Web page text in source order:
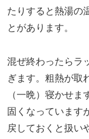
たりすると熱湯の
とがあります。
混ぜ終わったらラ
ぎます。粗熱が取
（一晩）寝かせ
固くなっています
戻しておくと扱い